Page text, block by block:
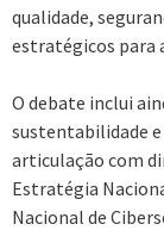
qualidade,
estratégicos para
O debate inclui
sustentabilidade
articulação com
Estratégia
Nacional de